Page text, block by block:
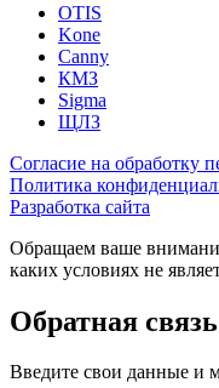
OTIS
Kone
Canny
КМЗ
Sigma
ЩЛЗ
Согласие на обработку
Политика
Разработка сайта
Обращаем ваше
каких условиях не
Обратная
Введите свои данные и